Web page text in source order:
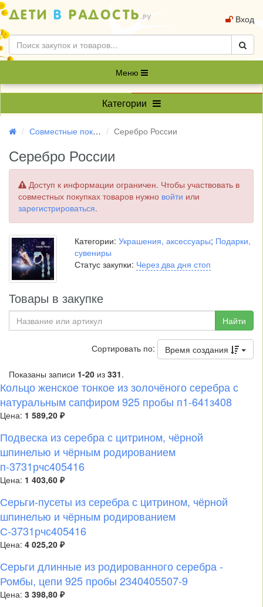
Вход
Меню
Категории
Совместные покупки Серебро России
Серебро России
Доступ к информации ограничен. Чтобы участвовать в
совместных покупках товаров нужно войти или
зарегистрироваться.
Категории: Украшения, аксессуары; Подарки,
сувениры
Статус закупки: Через два дня стоп
Товары в закупке
Найти
Сортировать по: Время создания
Показаны записи 1-20 из 331.
Кольцо женское тонкое из золочёного серебра с
натуральным сапфиром 925 пробы п1-641з408
Цена: 1 589,20 ₽
Подвеска из серебра с цитрином, чёрной
шпинелью и чёрным родированием
п-3731рчс405416
Цена: 1 403,60 ₽
Серьги-пусеты из серебра с цитрином, чёрной
шпинелью и чёрным родированием
С-3731рчс405416
Цена: 4 025,20 ₽
Серьги длинные из родированного серебра -
Ромбы, цепи 925 пробы 2340405507-9
Цена: 3 398,80 ₽